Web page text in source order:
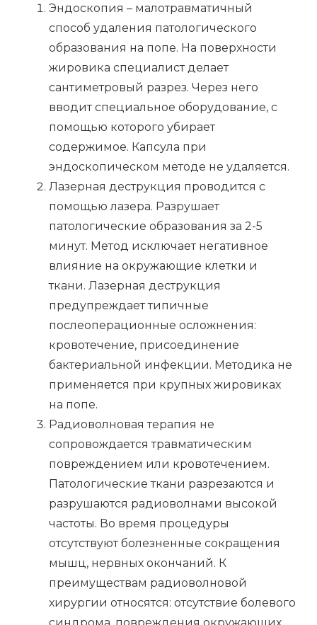
Эндоскопия – малотравматичный
способ удаления патологического
образования на попе. На поверхности
жировика специалист делает
сантиметровый разрез. Через него
вводит специальное оборудование, с
помощью которого убирает
содержимое. Капсула при
эндоскопическом методе не удаляется.
Лазерная деструкция проводится с
помощью лазера. Разрушает
патологические образования за 2-5
минут. Метод исключает негативное
влияние на окружающие клетки и
ткани. Лазерная деструкция
предупреждает типичные
послеоперационные осложнения:
кровотечение, присоединение
бактериальной инфекции. Методика не
применяется при крупных жировиках
на попе.
Радиоволновая терапия не
сопровождается травматическим
повреждением или кровотечением.
Патологические ткани разрезаются и
разрушаются радиоволнами высокой
частоты. Во время процедуры
отсутствуют болезненные сокращения
мышц, нервных окончаний. К
преимуществам радиоволновой
хирургии относятся: отсутствие болевого